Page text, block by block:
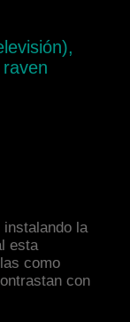
la
esta
como
con